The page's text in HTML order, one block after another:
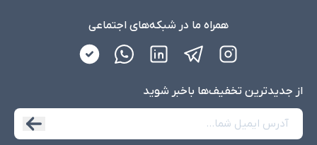
همراه ما در شبکه‌های اجتماعی
از جدید‌ترین تخفیف‌ها با‌خبر شوید